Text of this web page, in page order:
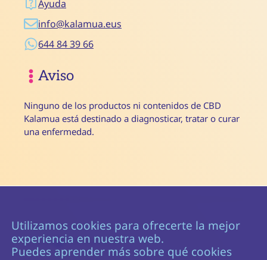
Ayuda
info@kalamua.eus
644 84 39 66
Aviso
Ninguno de los productos ni contenidos de CBD
Kalamua está destinado a diagnosticar, tratar o curar
una enfermedad.
© 2026 CBD Kalamua
Utilizamos cookies para ofrecerte la mejor
experiencia en nuestra web.
Puedes aprender más sobre qué cookies